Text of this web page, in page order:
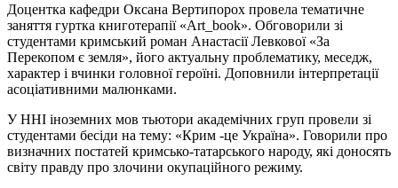
Доцентка кафедри Оксана Вертипорох провела тематичне
заняття гуртка книготерапії «Art_book». Обговорили зі
студентами кримський роман Анастасії Левкової «За
Перекопом є земля», його актуальну проблематику, меседж,
характер і вчинки головної героїні. Доповнили інтерпретації
асоціативними малюнками.
У ННІ іноземних мов тьютори академічних груп провели зі
студентами бесіди на тему: «Крим -це Україна». Говорили про
визначних постатей кримсько-татарського народу, які доносять
світу правду про злочини окупаційного режиму.